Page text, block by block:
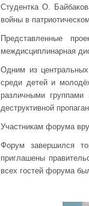
Студентка О.
войны в
Представленные
междисциплинарная
Одним из
среди детей и
различными группами
деструктивной
Участникам форума
Форум завершился
приглашены
всех гостей форума